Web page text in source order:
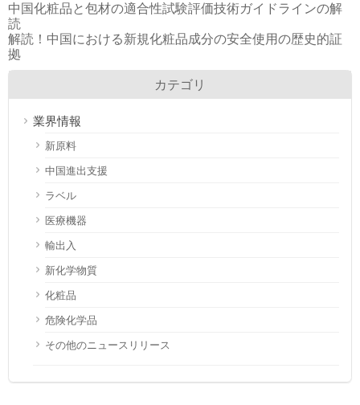
中国化粧品と包材の適合性試験評価技術ガイドラインの解
読
解読！中国における新規化粧品成分の安全使用の歴史的証
拠
カテゴリ
業界情報
新原料
中国進出支援
ラベル
医療機器
輸出入
新化学物質
化粧品
危険化学品
その他のニュースリリース